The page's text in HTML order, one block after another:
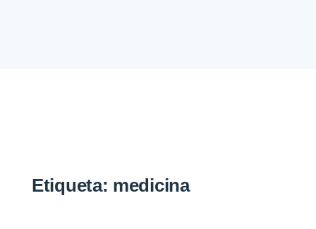
Etiqueta: medicina